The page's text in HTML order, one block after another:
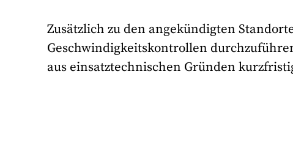
Zusätzlich zu den angekündigten
Geschwindigkeitskontrollen
aus einsatztechnischen Gründen